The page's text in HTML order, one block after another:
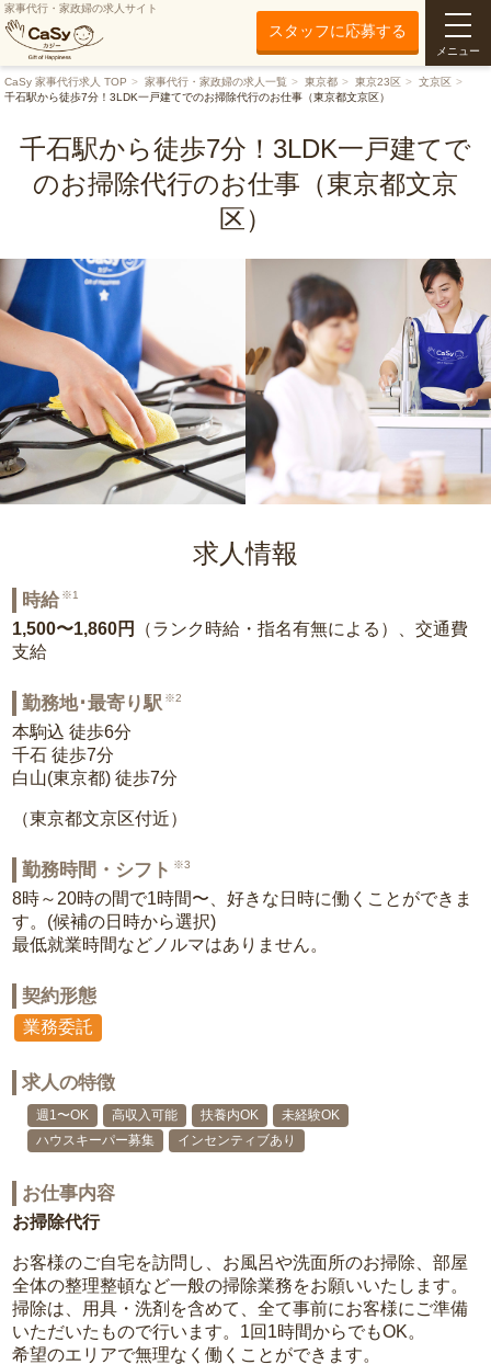
家事代行・家政婦の求人サイト
スタッフに応募する
メニュー
CaSy 家事代行求人 TOP 家事代行・家政婦の求人一覧 東京都 東京23区
文京区
千石駅から徒歩7分！3LDK一戸建てでのお掃除代行のお仕事（東京都文京区）
千石駅から徒歩7分！3LDK一戸建てで
のお掃除代行のお仕事（東京都文京
区）
求人情報
時給 ※1
1,500〜1,860円
（ランク時給・指名有無による）、交通費
支給
勤務地･最寄り駅 ※2
本駒込 徒歩6分
千石 徒歩7分
白山(東京都) 徒歩7分
（東京都文京区付近）
勤務時間・シフト ※3
8時～20時の間で1時間〜、好きな日時に働くことができま
す。(候補の日時から選択)
最低就業時間などノルマはありません。
契約形態
業務委託
求人の特徴
週1〜OK 高収入可能 扶養内OK
未経験OK
ハウスキーパー募集
インセンティブあり
お仕事内容
お掃除代行
お客様のご自宅を訪問し、お風呂や洗面所のお掃除、部屋
全体の整理整頓など一般の掃除業務をお願いいたします。
掃除は、用具・洗剤を含めて、全て事前にお客様にご準備
いただいたもので行います。1回1時間からでもOK。
希望のエリアで無理なく働くことができます。